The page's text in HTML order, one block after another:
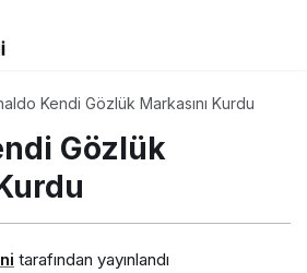
Kendi Gözlük Markasını Kurdu
Gözlük
tarafından yayınlandı